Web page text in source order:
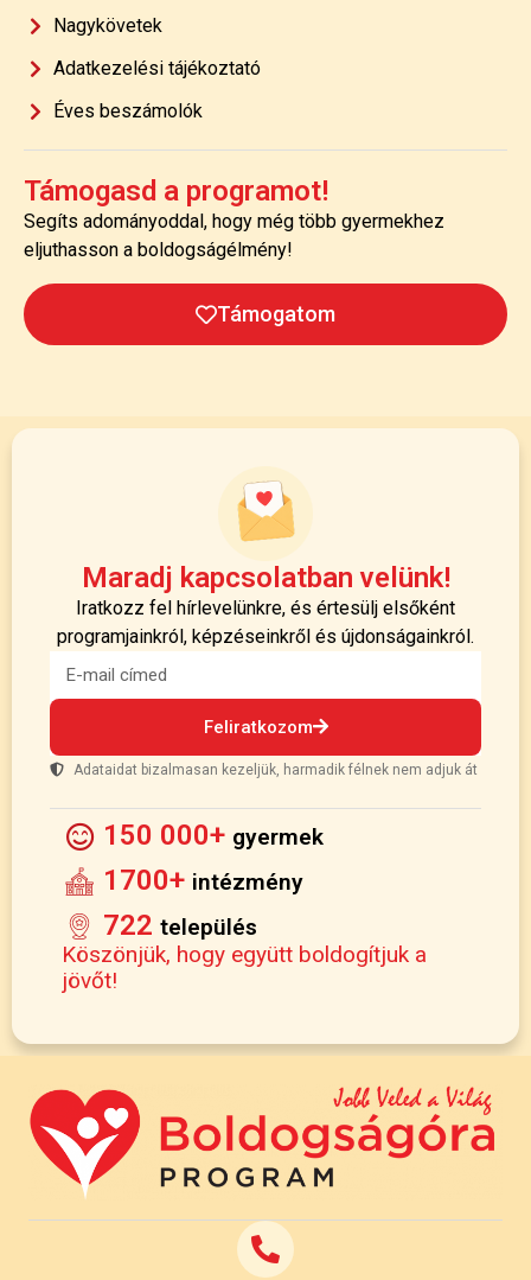
Nagykövetek
Adatkezelési tájékoztató
Éves beszámolók
Támogasd a programot!
Segíts adományoddal, hogy még több gyermekhez
eljuthasson a boldogságélmény!
Támogatom
Maradj kapcsolatban velünk!
Iratkozz fel hírlevelünkre, és értesülj elsőként
programjainkról, képzéseinkről és újdonságainkról.
Feliratkozom
Adataidat bizalmasan kezeljük, harmadik félnek nem adjuk át
150 000+ gyermek
1700+ intézmény
722 település
Köszönjük, hogy együtt boldogítjuk a
jövőt!